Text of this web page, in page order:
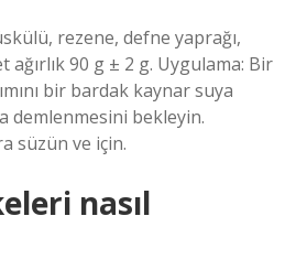
rezene, defne yaprağı,
ağırlık 90 g ± 2 g. Uygulama: Bir
bir bardak kaynar suya
demlenmesini bekleyin.
süzün ve için.
nasıl